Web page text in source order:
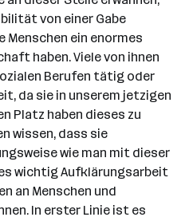
von einer Gabe
Menschen ein enormes
haben. Viele von ihnen
Berufen tätig oder
da sie in unserem jetzigen
Platz haben dieses zu
wissen, dass sie
wie man mit dieser
wichtig Aufklärungsarbeit
an Menschen und
In erster Linie ist es